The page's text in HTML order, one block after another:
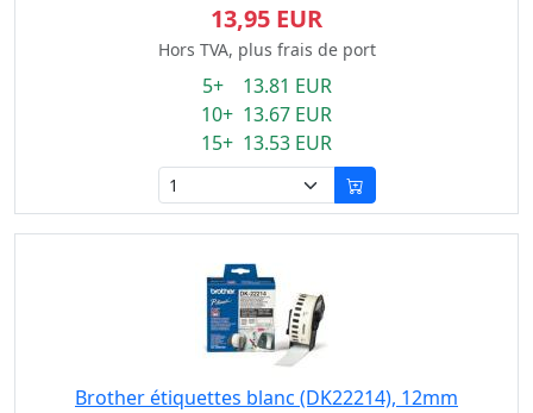
13,95 EUR
Hors TVA, plus frais de port
5+ 13.81 EUR
10+ 13.67 EUR
15+ 13.53 EUR
Brother étiquettes blanc (DK22214), 12mm